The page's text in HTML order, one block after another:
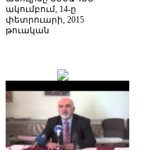
ակումբում, 14-ը
փետրուարի, 2015
թուական